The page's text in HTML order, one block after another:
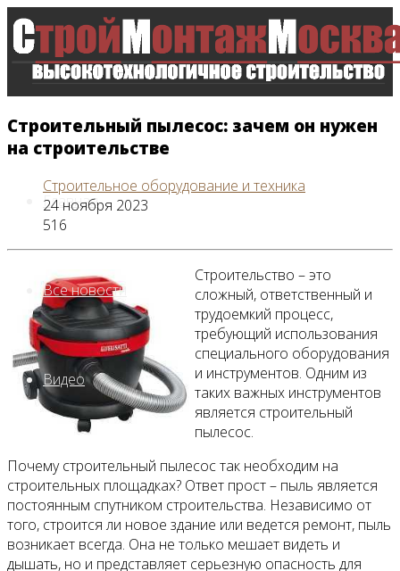
Главная
Все новости
Видео
Строительный пылесос: зачем он нужен
на строительстве
Строительное оборудование и техника
24 ноября 2023
516
Строительство – это
сложный, ответственный и
трудоемкий процесс,
требующий использования
специального оборудования
и инструментов. Одним из
таких важных инструментов
является строительный
пылесос.
Почему строительный пылесос так необходим на
строительных площадках? Ответ прост – пыль является
постоянным спутником строительства. Независимо от
того, строится ли новое здание или ведется ремонт, пыль
возникает всегда. Она не только мешает видеть и
дышать, но и представляет серьезную опасность для